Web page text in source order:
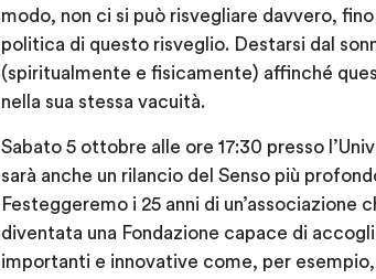
modo, non ci si può risvegliare davvero,
politica di questo risveglio. Destarsi dal
(spiritualmente e fisicamente) affinché
nella sua stessa vacuità.
Sabato 5 ottobre alle ore 17:30 presso
sarà anche un rilancio del Senso più
Festeggeremo i 25 anni di
diventata una Fondazione capace di
importanti e innovative come, per